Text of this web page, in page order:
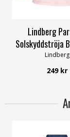
Lindberg
Solskyddströja
Lindberg
249 kr